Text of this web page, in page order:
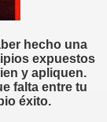
hecho una
expuestos
y apliquen.
falta entre tu
éxito.